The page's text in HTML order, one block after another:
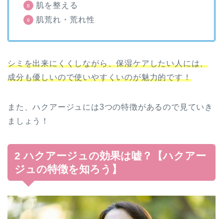
肌を整える
肌荒れ・荒れ性
シミを出来にくくしながら、保湿ケアしたい人には、
成分も優しいので使いやすくいのが魅力的です！
また、ハクアージュには3つの特徴があるので見ていき
ましょう！
2 ハクアージュの効果は嘘？【ハクアー
ジュの特徴を知ろう】